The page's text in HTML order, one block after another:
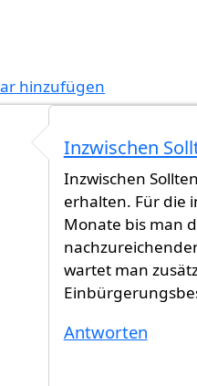
hinzufügen
Inzwischen
Inzwischen
erhalten. Für die
Monate bis man
wartet man
Antworten